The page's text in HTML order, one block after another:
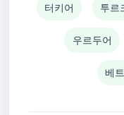
터키어 투르
우르두어
베